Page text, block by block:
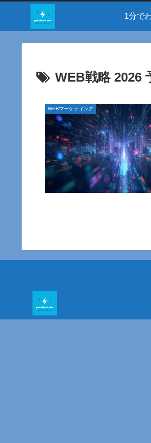
1分で
WEB戦略 2026
WEBマーケティング